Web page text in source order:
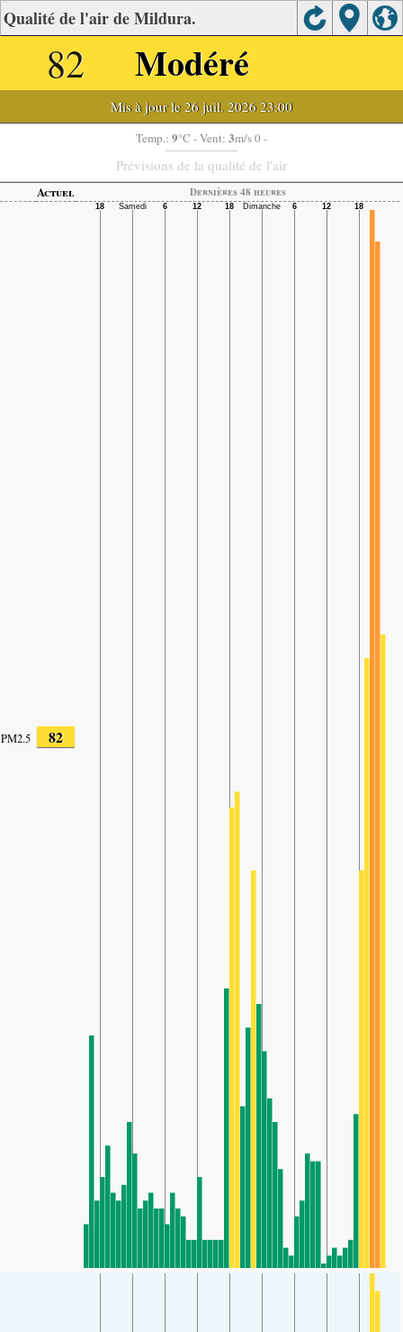
Qualité de l'air de Mildura.
82 Modéré
Mis à jour le 26 juil. 2026 23:00
Temp.: 9°C - Vent: 3m/s 0 -
Prévisions de la qualité de l'air
Actuel Dernières 48 heures
PM2.5 82